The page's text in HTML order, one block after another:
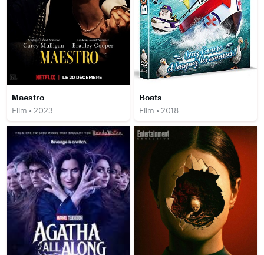
Maestro
Film • 2023
Boats
Film • 2018